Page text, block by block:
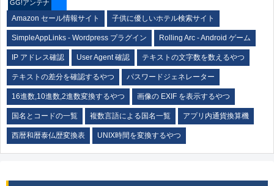
GG!アンテナ
Amazon セール情報サイト 子供に優しいホテル検索サイト
SimpleAppLinks - Wordpress プラグイン Rolling Arc - Android ゲーム
IP アドレス確認 User Agent 確認 テキストの文字数を数えるやつ
テキストの差分を確認するやつ パスワードジェネレーター
16進数,10進数,2進数変換するやつ 画像の EXIF を表示するやつ
国名とコードの一覧 複数言語による国名一覧 アプリ内通貨換算機
西暦和暦泰仏歴変換表 UNIX時間を変換するやつ